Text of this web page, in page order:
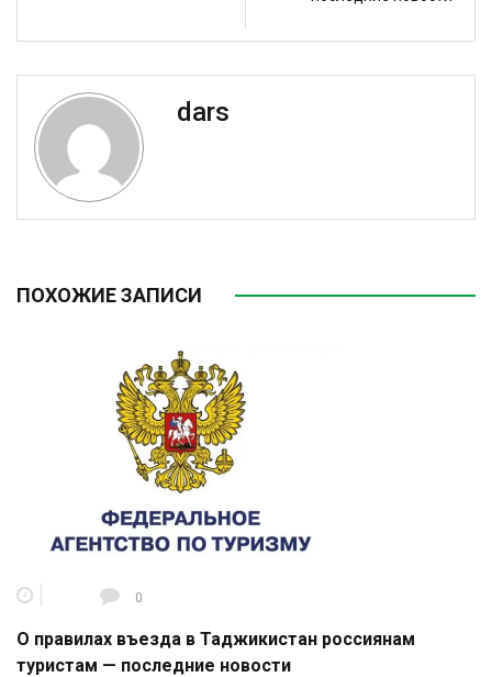
dars
ПОХОЖИЕ ЗАПИСИ
0
О правилах въезда в Таджикистан россиянам
туристам — последние новости